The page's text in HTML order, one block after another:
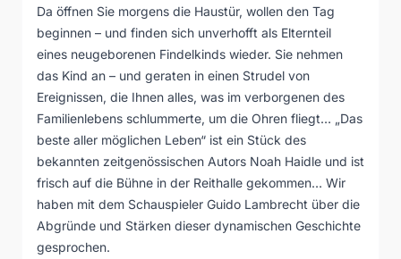
Da öffnen Sie morgens die Haustür, wollen den Tag
beginnen – und finden sich unverhofft als Elternteil
eines neugeborenen Findelkinds wieder. Sie nehmen
das Kind an – und geraten in einen Strudel von
Ereignissen, die Ihnen alles, was im verborgenen des
Familienlebens schlummerte, um die Ohren fliegt… „Das
beste aller möglichen Leben“ ist ein Stück des
bekannten zeitgenössischen Autors Noah Haidle und ist
frisch auf die Bühne in der Reithalle gekommen… Wir
haben mit dem Schauspieler Guido Lambrecht über die
Abgründe und Stärken dieser dynamischen Geschichte
gesprochen.